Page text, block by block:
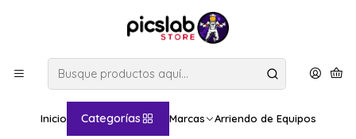
Inicio Categorías Marcas Arriendo de Equipos